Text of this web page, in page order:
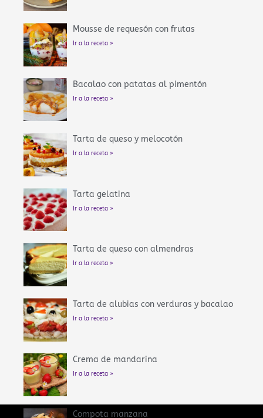
Mousse de requesón con frutas
Ir a la receta »
Bacalao con patatas al pimentón
Ir a la receta »
Tarta de queso y melocotón
Ir a la receta »
Tarta gelatina
Ir a la receta »
Tarta de queso con almendras
Ir a la receta »
Tarta de alubias con verduras y bacalao
Ir a la receta »
Crema de mandarina
Ir a la receta »
Compota manzana